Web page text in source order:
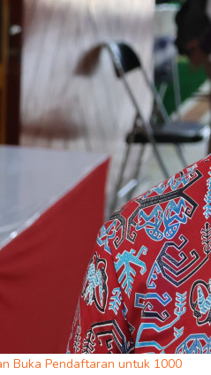
Buka Pendaftaran untuk 1000